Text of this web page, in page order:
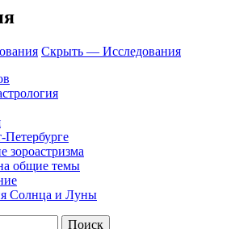
Скрыть — Исследования
зороастризма
общие темы
Солнца и Луны